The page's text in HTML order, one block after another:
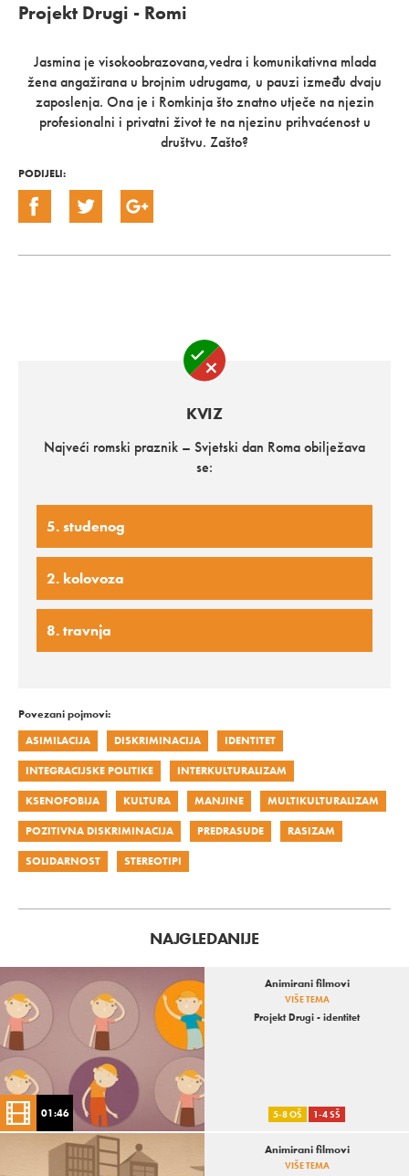
Projekt Drugi - Romi
Jasmina je visokoobrazovana,vedra i komunikativna mlada
žena angažirana u brojnim udrugama, u pauzi između dvaju
zaposlenja. Ona je i Romkinja što znatno utječe na njezin
profesionalni i privatni život te na njezinu prihvaćenost u
društvu. Zašto?
PODIJELI:
KVIZ
Najveći romski praznik – Svjetski dan Roma obilježava
se:
5. studenog
2. kolovoza
8. travnja
Povezani pojmovi:
ASIMILACIJA
DISKRIMINACIJA IDENTITET
INTEGRACIJSKE POLITIKE INTERKULTURALIZAM
KSENOFOBIJA KULTURA MANJINE MULTIKULTURALIZAM
POZITIVNA DISKRIMINACIJA PREDRASUDE RASIZAM
SOLIDARNOST STEREOTIPI
NAJGLEDANIJE
01:46
Animirani filmovi
VIŠE TEMA
Projekt Drugi - identitet
5-8 OŠ 1-4 SŠ
Animirani filmovi
VIŠE TEMA